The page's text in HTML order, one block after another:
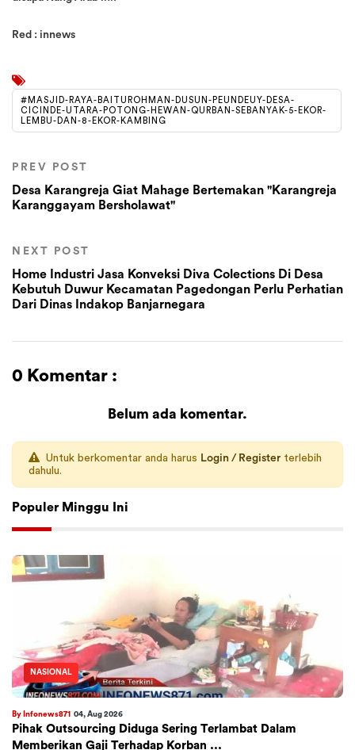
Red : innews
#MASJID-RAYA-BAITUROHMAN-DUSUN-PEUNDEUY-DESA-
CICINDE-UTARA-POTONG-HEWAN-QURBAN-SEBANYAK-5-EKOR-
LEMBU-DAN-8-EKOR-KAMBING
PREV POST
Desa Karangreja Giat Mahage Bertemakan "Karangreja
Karanggayam Bersholawat"
NEXT POST
Home Industri Jasa Konveksi Diva Colections Di Desa
Kebutuh Duwur Kecamatan Pagedongan Perlu Perhatian
Dari Dinas Indakop Banjarnegara
0 Komentar :
Belum ada komentar.
Untuk berkomentar anda harus Login / Register terlebih
dahulu.
Populer Minggu Ini
NASIONAL
By Infonews871 04, Aug 2026
Pihak Outsourcing Diduga Sering Terlambat Dalam
Memberikan Gaji Terhadap Korban ...